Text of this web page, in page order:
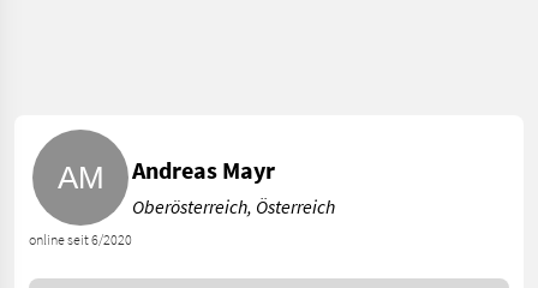
online seit 6/2020
Andreas Mayr
Oberösterreich, Österreich